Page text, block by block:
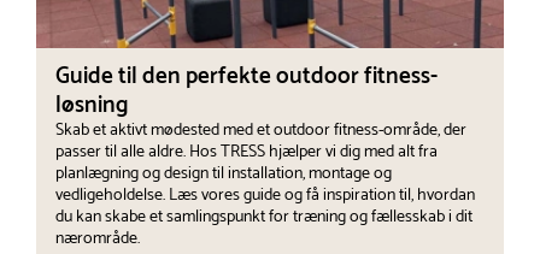
Guide til den perfekte outdoor fitness-
løsning
Skab et aktivt mødested med et outdoor fitness-område, der
passer til alle aldre. Hos TRESS hjælper vi dig med alt fra
planlægning og design til installation, montage og
vedligeholdelse. Læs vores guide og få inspiration til, hvordan
du kan skabe et samlingspunkt for træning og fællesskab i dit
nærområde.